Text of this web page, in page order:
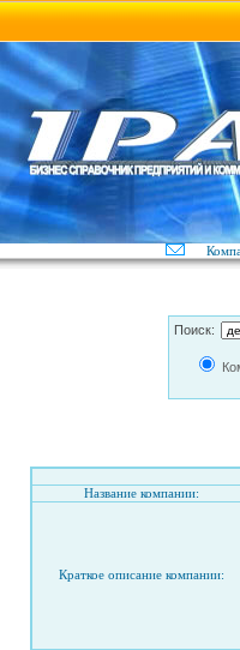
Поиск:
Название компании:
Краткое описание компании: